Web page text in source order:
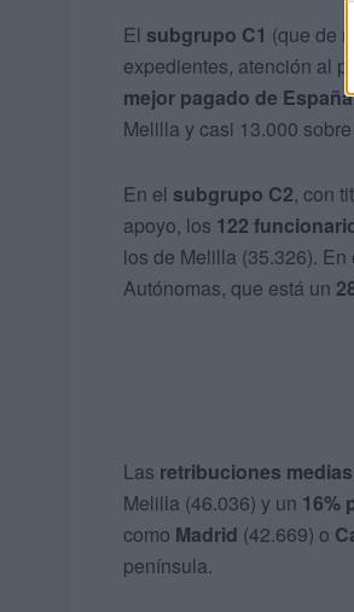
El subgrupo C1 (que de
expedientes, atención al
mejor pagado de España
Melilla y casi 13.000
En el subgrupo C2, con
apoyo, los 122
los de Melilla (35.326).
Autónomas, que está un
Las retribuciones medias
Melilla (46.036) y un 16%
como Madrid (42.669) o
península.